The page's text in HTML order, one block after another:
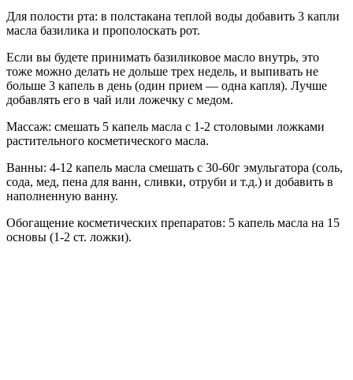
Для полости рта: в полстакана теплой воды добавить 3 капли
масла базилика и прополоскать рот.
Если вы будете принимать базиликовое масло внутрь, это
тоже можно делать не дольше трех недель, и выпивать не
больше 3 капель в день (один прием — одна капля). Лучше
добавлять его в чай или ложечку с медом.
Массаж: смешать 5 капель масла с 1-2 столовыми ложками
растительного косметического масла.
Ванны: 4-12 капель масла смешать с 30-60г эмульгатора (соль,
сода, мед, пена для ванн, сливки, отруби и т.д.) и добавить в
наполненную ванну.
Обогащение косметических препаратов: 5 капель масла на 15
основы (1-2 ст. ложки).